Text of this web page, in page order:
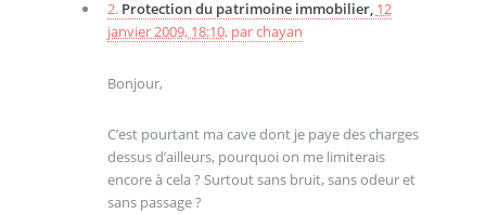
2. Protection du patrimoine immobilier, 12
janvier 2009, 18:10, parchayan
Bonjour,
C’est pourtant ma cave dont je paye des charges
dessus d’ailleurs, pourquoi on me limiterais
encore à cela ? Surtout sans bruit, sans odeur et
sans passage ?